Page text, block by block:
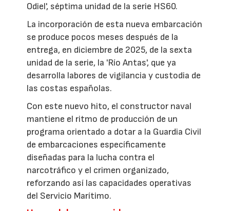
Odiel', séptima unidad de la serie HS60.
La incorporación de esta nueva embarcación
se produce pocos meses después de la
entrega, en diciembre de 2025, de la sexta
unidad de la serie, la 'Río Antas', que ya
desarrolla labores de vigilancia y custodia de
las costas españolas.
Con este nuevo hito, el constructor naval
mantiene el ritmo de producción de un
programa orientado a dotar a la Guardia Civil
de embarcaciones específicamente
diseñadas para la lucha contra el
narcotráfico y el crimen organizado,
reforzando así las capacidades operativas
del Servicio Marítimo.